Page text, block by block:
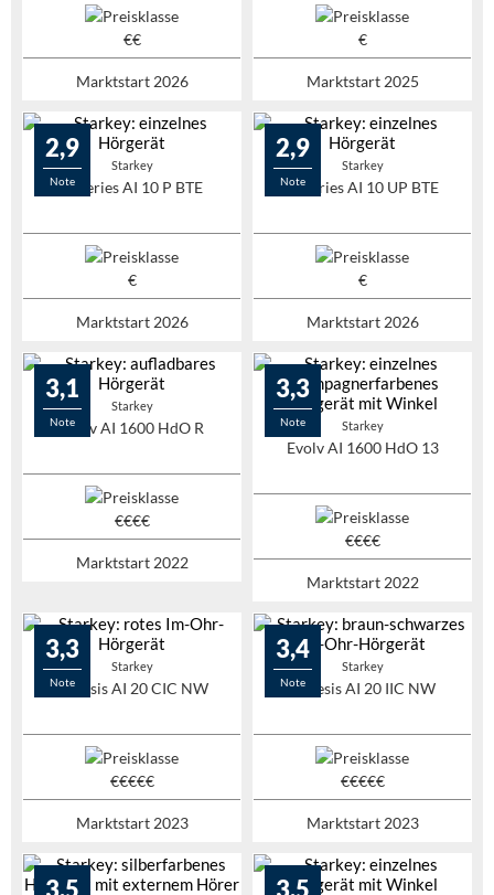
Marktstart 2026 Marktstart 2025
2,9
Note
Starkey
G-Series AI 10 P BTE
Marktstart 2026
2,9
Note
Starkey
G-Series AI 10 UP BTE
Marktstart 2026
3,1
Note
Starkey
Evolv AI 1600 HdO R
Marktstart 2022
3,3
Note Starkey
Evolv AI 1600 HdO 13
Marktstart 2022
3,3
Note
Starkey
Genesis AI 20 CIC NW
Marktstart 2023
3,4
Note
Starkey
Genesis AI 20 IIC NW
Marktstart 2023
3,5 3,5